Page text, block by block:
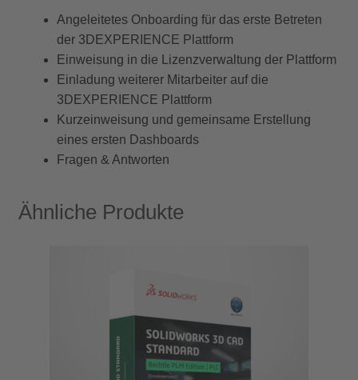
Angeleitetes Onboarding für das erste Betreten
der 3DEXPERIENCE Plattform
Einweisung in die Lizenzverwaltung der Plattform
Einladung weiterer Mitarbeiter auf die
3DEXPERIENCE Plattform
Kurzeinweisung und gemeinsame Erstellung
eines ersten Dashboards
Fragen & Antworten
Ähnliche Produkte